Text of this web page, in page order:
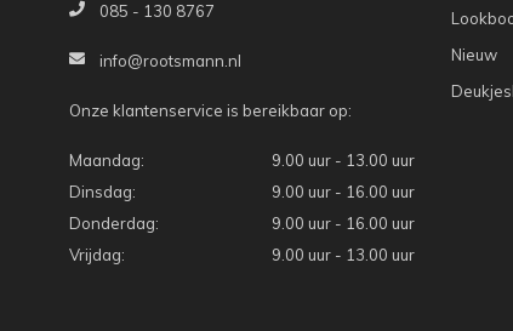
085 - 130 8767
info@rootsmann.nl
Onze klantenservice is bereikbaar op:
Maandag:
9.00 uur - 13.00 uur
Dinsdag:
9.00 uur - 16.00 uur
Donderdag:
9.00 uur - 16.00 uur
Vrijdag:
9.00 uur - 13.00 uur
Nieuw